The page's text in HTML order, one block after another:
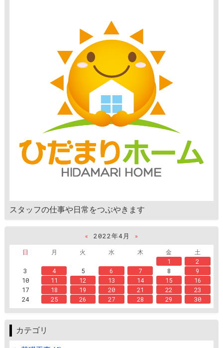
スタッフの仕事や日常をつぶやきます
« 2022年4月
»
日
月 火 水 木 金
土
1
2
3
4 5 6 7 8
9
10
11 12 13 14 15
16
17
18 19 20 21 22
23
24
25 26 27 28 29 30
カテゴリ